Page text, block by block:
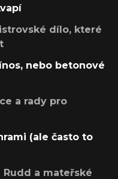
dílo, které
nebo betonové
a rady pro
(ale často to
a mateřské